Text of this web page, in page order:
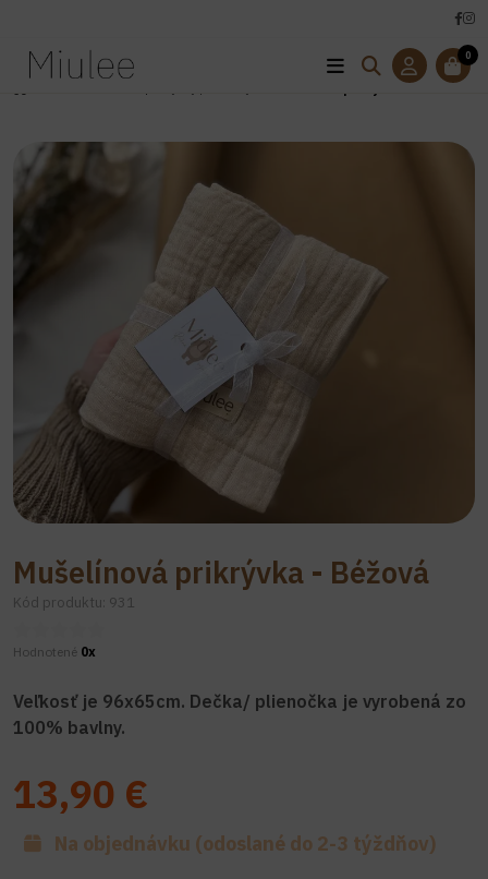
0
Mušelínová prikrývka - Béžová
Mušelínová prikrývka - Béžová
Kód produktu: 931
Hodnotené 0x
Veľkosť je 96x65cm. Dečka/ plienočka je vyrobená zo
100% bavlny.
Na objednávku (odoslané do 2-3 týždňov)
13,90 €